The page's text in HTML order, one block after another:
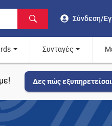
Σύνδεση/
Συνταγές
Δες πώς εξυπηρετείσαι